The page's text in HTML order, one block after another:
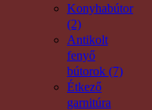
Konyhabútor
(2)
Antikolt
fenyő
bútorok (7)
Étkező
garnitúra